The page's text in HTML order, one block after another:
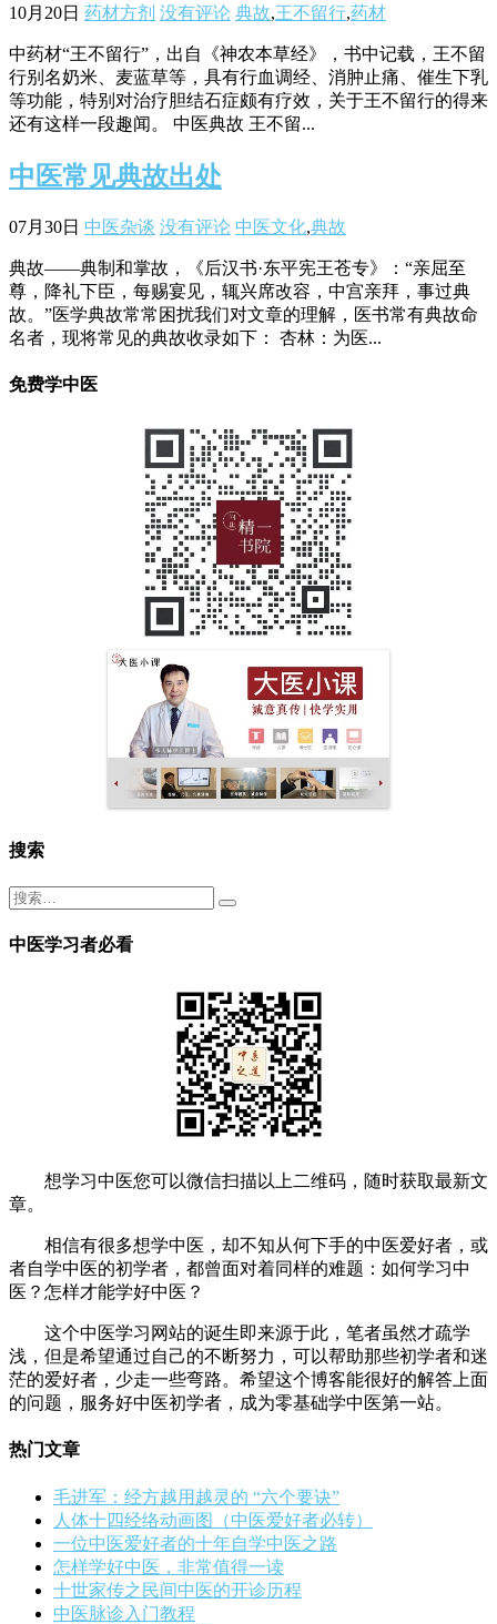
10月20日 药材方剂 没有评论 典故,王不留行,药材
中药材“王不留行”，出自《神农本草经》，书中记载，王不留
行别名奶米、麦蓝草等，具有行血调经、消肿止痛、催生下乳
等功能，特别对治疗胆结石症颇有疗效，关于王不留行的得来
还有这样一段趣闻。 中医典故 王不留...
中医常见典故出处
07月30日 中医杂谈 没有评论 中医文化,典故
典故——典制和掌故，《后汉书·东平宪王苍专》：“亲屈至
尊，降礼下臣，每赐宴见，辄兴席改容，中宫亲拜，事过典
故。”医学典故常常困扰我们对文章的理解，医书常有典故命
名者，现将常见的典故收录如下： 杏林：为医...
免费学中医
搜索
中医学习者必看
想学习中医您可以微信扫描以上二维码，随时获取最新文
章。
相信有很多想学中医，却不知从何下手的中医爱好者，或
者自学中医的初学者，都曾面对着同样的难题：如何学习中
医？怎样才能学好中医？
这个中医学习网站的诞生即来源于此，笔者虽然才疏学
浅，但是希望通过自己的不断努力，可以帮助那些初学者和迷
茫的爱好者，少走一些弯路。希望这个博客能很好的解答上面
的问题，服务好中医初学者，成为零基础学中医第一站。
热门文章
毛进军：经方越用越灵的 “六个要诀”
人体十四经络动画图（中医爱好者必转）
一位中医爱好者的十年自学中医之路
怎样学好中医，非常值得一读
十世家传之民间中医的开诊历程
中医脉诊入门教程